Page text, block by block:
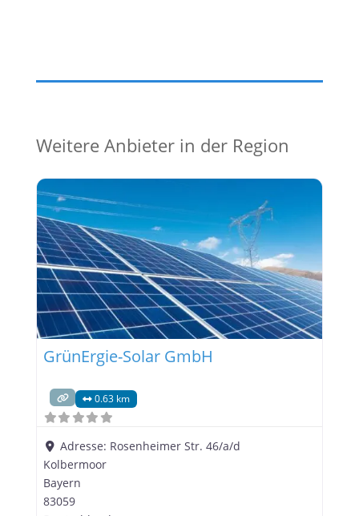
Weitere Anbieter in der Region
GrünErgie-Solar GmbH
0.63 km
Adresse: Rosenheimer Str. 46/a/d
Kolbermoor
Bayern
83059